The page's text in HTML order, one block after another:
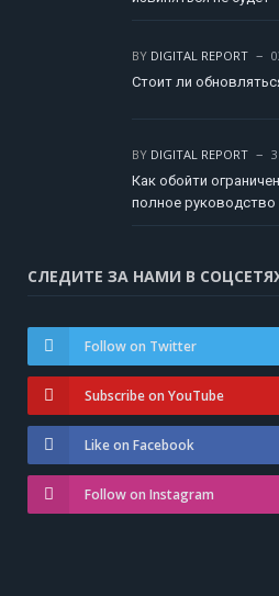
BY DIGITAL REPORT
Стоит ли
BY DIGITAL REPORT
Как обойти
полное руководство
СЛЕДИТЕ ЗА НАМИ В
Follow on Twitter
Subscribe on YouTube
Like on Facebook
Follow on Instagram